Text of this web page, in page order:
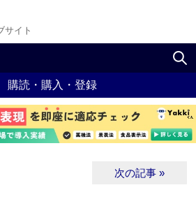
サイト
購読・購入・登録
次の記事 »